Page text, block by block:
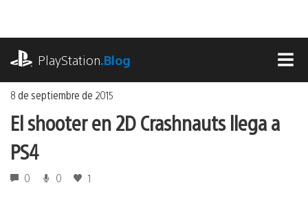
contenido
PlayStation.Blog
8 de septiembre de 2015
El shooter en 2D Crashnauts llega a
PS4
0 0 1